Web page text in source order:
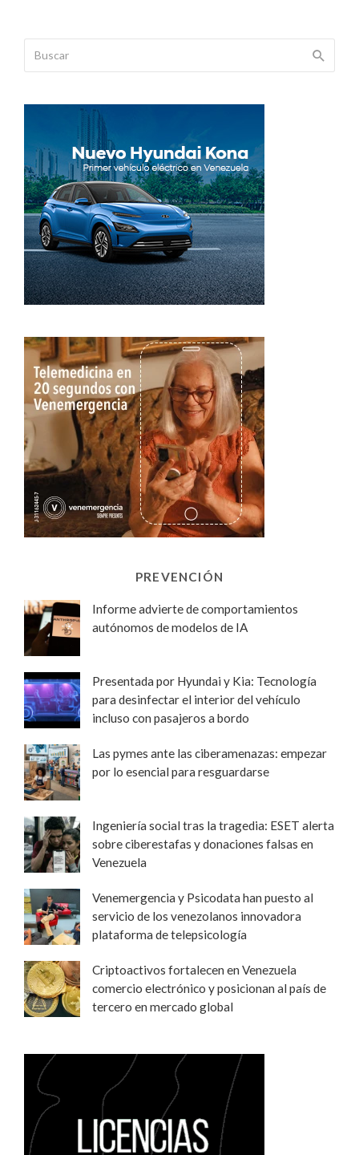
PREVENCIÓN
Informe advierte de comportamientos
autónomos de modelos de IA
Presentada por Hyundai y Kia: Tecnología
para desinfectar el interior del vehículo
incluso con pasajeros a bordo
Las pymes ante las ciberamenazas: empezar
por lo esencial para resguardarse
Ingeniería social tras la tragedia: ESET alerta
sobre ciberestafas y donaciones falsas en
Venezuela
Venemergencia y Psicodata han puesto al
servicio de los venezolanos innovadora
plataforma de telepsicología
Criptoactivos fortalecen en Venezuela
comercio electrónico y posicionan al país de
tercero en mercado global